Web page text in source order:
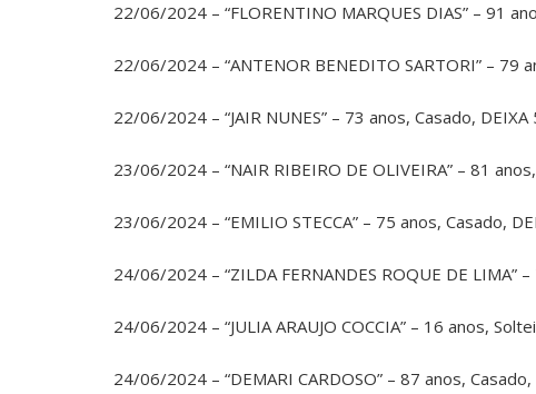
22/06/2024 – “FLORENTINO MARQUES DIAS” – 91
22/06/2024 – “ANTENOR BENEDITO SARTORI” – 79
22/06/2024 – “JAIR NUNES” – 73 anos, Casado,
23/06/2024 – “NAIR RIBEIRO DE OLIVEIRA” – 81
23/06/2024 – “EMILIO STECCA” – 75 anos, Casado,
24/06/2024 – “ZILDA FERNANDES ROQUE DE LIMA”
24/06/2024 – “JULIA ARAUJO COCCIA” – 16 anos,
24/06/2024 – “DEMARI CARDOSO” – 87 anos,